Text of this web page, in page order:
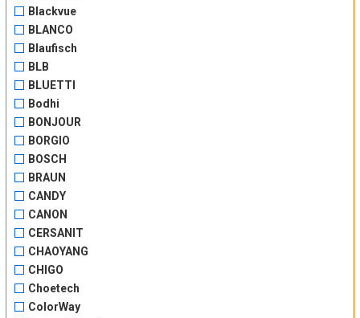
Blackvue
BLANCO
Blaufisch
BLB
BLUETTI
Bodhi
BONJOUR
BORGIO
BOSCH
BRAUN
CANDY
CANON
CERSANIT
CHAOYANG
CHIGO
Choetech
ColorWay